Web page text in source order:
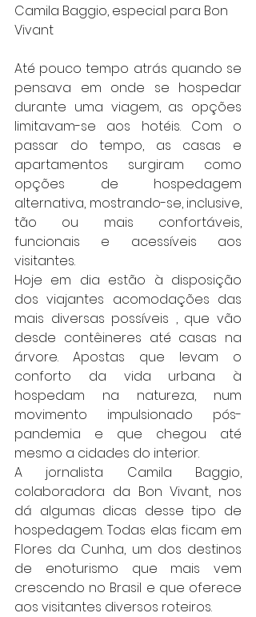
Camila Baggio, especial para Bon
Vivant
Até pouco tempo atrás quando se
pensava em onde se hospedar
durante uma viagem, as opções
limitavam-se aos hotéis. Com o
passar do tempo, as casas e
apartamentos surgiram como
opções de hospedagem
alternativa, mostrando-se, inclusive,
tão ou mais confortáveis,
funcionais e acessíveis aos
visitantes.
Hoje em dia estão à disposição
dos viajantes acomodações das
mais diversas possíveis , que vão
desde contêineres até casas na
árvore. Apostas que levam o
conforto da vida urbana à
hospedam na natureza, num
movimento impulsionado pós-
pandemia e que chegou até
mesmo a cidades do interior.
A jornalista Camila Baggio,
colaboradora da Bon Vivant, nos
dá algumas dicas desse tipo de
hospedagem. Todas elas ficam em
Flores da Cunha, um dos destinos
de enoturismo que mais vem
crescendo no Brasil e que oferece
aos visitantes diversos roteiros.